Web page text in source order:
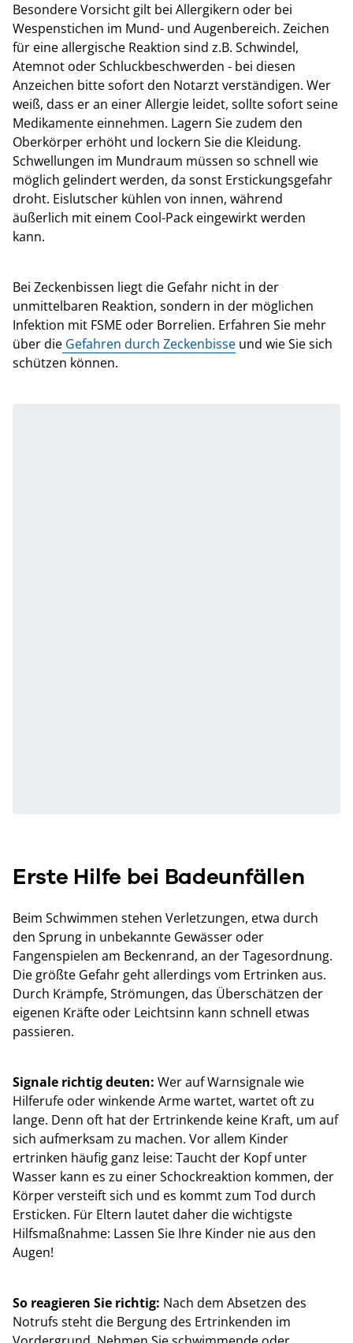
Besondere Vorsicht gilt bei Allergikern oder bei
Wespenstichen im Mund- und Augenbereich. Zeichen
für eine allergische Reaktion sind z.B. Schwindel,
Atemnot oder Schluckbeschwerden - bei diesen
Anzeichen bitte sofort den Notarzt verständigen. Wer
weiß, dass er an einer Allergie leidet, sollte sofort seine
Medikamente einnehmen. Lagern Sie zudem den
Oberkörper erhöht und lockern Sie die Kleidung.
Schwellungen im Mundraum müssen so schnell wie
möglich gelindert werden, da sonst Erstickungsgefahr
droht. Eislutscher kühlen von innen, während
äußerlich mit einem Cool-Pack eingewirkt werden
kann.
Bei Zeckenbissen liegt die Gefahr nicht in der
unmittelbaren Reaktion, sondern in der möglichen
Infektion mit FSME oder Borrelien. Erfahren Sie mehr
über die Gefahren durch Zeckenbisse und wie Sie sich
schützen können.
Erste Hilfe bei Badeunfällen
Beim Schwimmen stehen Verletzungen, etwa durch
den Sprung in unbekannte Gewässer oder
Fangenspielen am Beckenrand, an der Tagesordnung.
Die größte Gefahr geht allerdings vom Ertrinken aus.
Durch Krämpfe, Strömungen, das Überschätzen der
eigenen Kräfte oder Leichtsinn kann schnell etwas
passieren.
Signale richtig deuten: Wer auf Warnsignale wie
Hilferufe oder winkende Arme wartet, wartet oft zu
lange. Denn oft hat der Ertrinkende keine Kraft, um auf
sich aufmerksam zu machen. Vor allem Kinder
ertrinken häufig ganz leise: Taucht der Kopf unter
Wasser kann es zu einer Schockreaktion kommen, der
Körper versteift sich und es kommt zum Tod durch
Ersticken. Für Eltern lautet daher die wichtigste
Hilfsmaßnahme: Lassen Sie Ihre Kinder nie aus den
Augen!
So reagieren Sie richtig: Nach dem Absetzen des
Notrufs steht die Bergung des Ertrinkenden im